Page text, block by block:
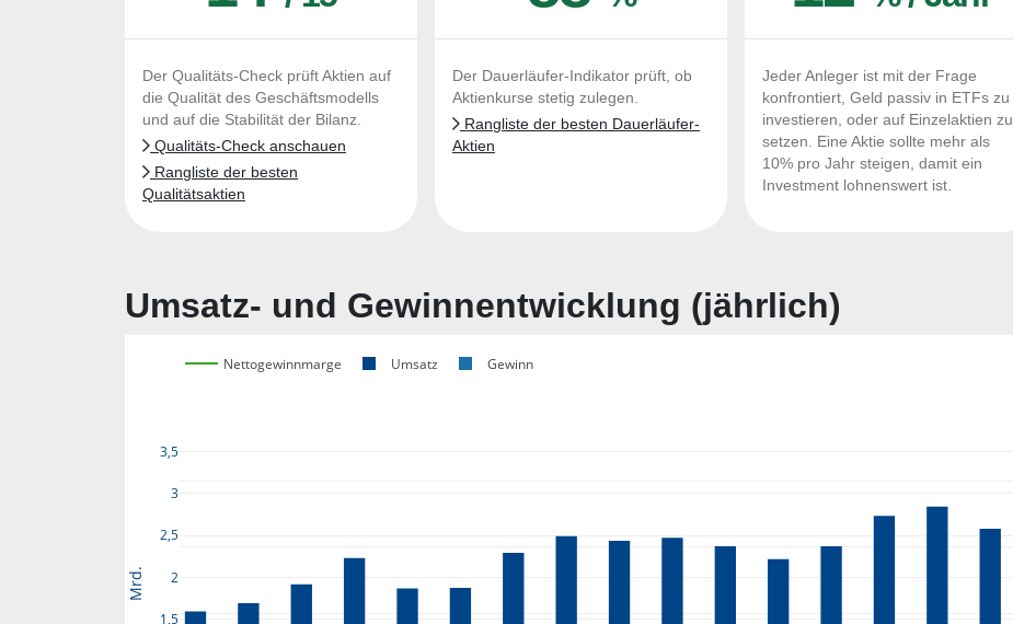
Der Qualitäts-Check prüft Aktien auf
die Qualität des Geschäftsmodells
und auf die Stabilität der Bilanz.
Qualitäts-Check anschauen
Rangliste der besten
Qualitätsaktien
Der Dauerläufer-Indikator prüft, ob
Aktienkurse stetig zulegen.
Rangliste der besten Dauerläufer-
Aktien
Jeder Anleger ist mit der Frage
konfrontiert, Geld passiv in ETFs zu
investieren, oder auf Einzelaktien zu
setzen. Eine Aktie sollte mehr als
10% pro Jahr steigen, damit ein
Investment lohnenswert ist.
Umsatz- und Gewinnentwicklung (jährlich)
1,5
2
2,5
3
3,5
Nettogewinnmarge Umsatz Gewinn
Mrd.